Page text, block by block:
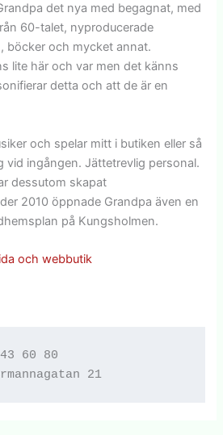
det nya med begagnat, med
60-talet, nyproducerade
böcker och mycket annat.
lite här och var men det känns
detta och att de är en
och spelar mitt i butiken eller så
vid ingången. Jättetrevlig personal.
dessutom skapat
2010 öppnade Grandpa även en
på Kungsholmen.
och webbutik
60 80
Adress:   Södermannagatan 21